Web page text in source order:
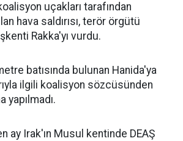
uçakları tarafından
hava saldırısı, terör örgütü
Rakka'yı vurdu.
batısında bulunan Hanida'ya
ilgili koalisyon sözcüsünden
yapılmadı.
ay Irak'ın Musul kentinde DEAŞ